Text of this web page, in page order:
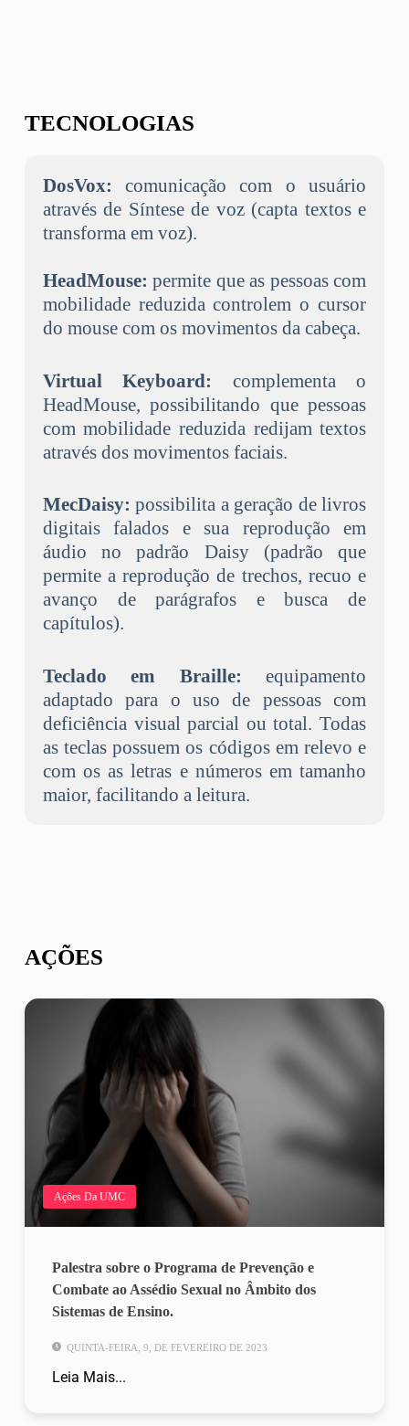
TECNOLOGIAS
DosVox: comunicação com o usuário
através de Síntese de voz (capta textos e
transforma em voz).
HeadMouse: permite que as pessoas com
mobilidade reduzida controlem o cursor
do mouse com os movimentos da cabeça.
Virtual Keyboard: complementa o
HeadMouse, possibilitando que pessoas
com mobilidade reduzida redijam textos
através dos movimentos faciais.
MecDaisy: possibilita a geração de livros
digitais falados e sua reprodução em
áudio no padrão Daisy (padrão que
permite a reprodução de trechos, recuo e
avanço de parágrafos e busca de
capítulos).
Teclado em Braille: equipamento
adaptado para o uso de pessoas com
deficiência visual parcial ou total.Todas
as teclas possuem os códigos em relevo e
com os as letras e números em tamanho
maior, facilitando a leitura.
AÇÕES
Ações Da UMC
Palestra sobre o Programa de Prevenção e
Combate ao Assédio Sexual no Âmbito dos
Sistemas de Ensino.
QUINTA-FEIRA, 9, DE FEVEREIRO DE 2023
Leia Mais...